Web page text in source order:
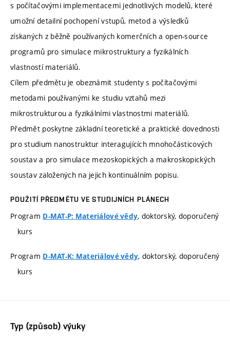
s počítačovými implementacemi jednotlivých modelů, které
umožní detailní pochopení vstupů, metod a výsledků
získaných z běžně používaných komerčních a open-source
programů pro simulace mikrostruktury a fyzikálních
vlastností materiálů.
Cílem předmětu je obeznámit studenty s počítačovými
metodami používanými ke studiu vztahů mezi
mikrostrukturou a fyzikálními vlastnostmi materiálů.
Předmět poskytne základní teoretické a praktické dovednosti
pro studium nanostruktur interagujících mnohočásticových
soustav a pro simulace mezoskopických a makroskopických
soustav založených na jejich kontinuálním popisu.
POUŽITÍ PŘEDMĚTU VE STUDIJNÍCH PLÁNECH
Program D-MAT-P: Materiálové vědy, doktorský, doporučený
kurs
Program D-MAT-K: Materiálové vědy, doktorský, doporučený
kurs
Typ (způsob) výuky